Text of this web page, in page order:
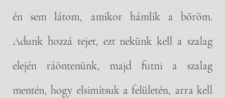
én sem látom, amikor hámlik a bőröm.
Adunk hozzá tejet, ezt nekünk kell a szalag
elején ráöntenünk, majd futni a szalag
mentén, hogy elsimítsuk a felületén, arra kell